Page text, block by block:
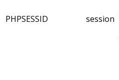
PHPSESSID session